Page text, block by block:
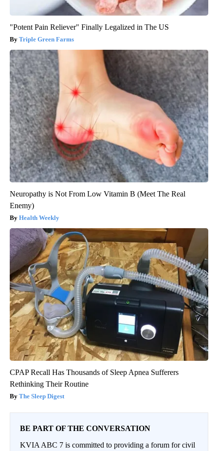
"Potent Pain Reliever" Finally Legalized in The US
Triple Green Farms
Neuropathy is Not From Low Vitamin B (Meet The Real
Enemy)
Health Weekly
CPAP Recall Has Thousands of Sleep Apnea Sufferers
Rethinking Their Routine
The Sleep Digest
BE PART OF THE CONVERSATION
KVIA ABC 7 is committed to providing a forum for civil